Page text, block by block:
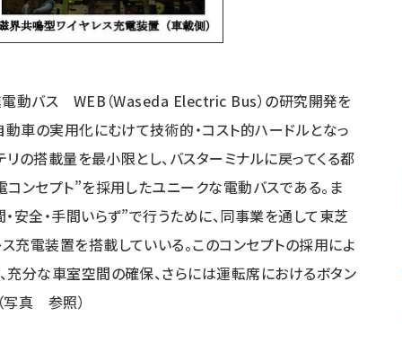
動バス WEB（Waseda Electric Bus）の研究開発を
車の実用化にむけて技術的・コスト的ハードルとなっ
リの搭載量を最小限とし、バスターミナルに戻ってくる都
ンセプト”を採用したユニークな電動バスである。ま
安全・手間いらず”で行うために、同事業を通して東芝
充電装置を搭載していいる。このコンセプトの採用によ
充分な車室空間の確保、さらには運転席におけるボタン
写真 参照）